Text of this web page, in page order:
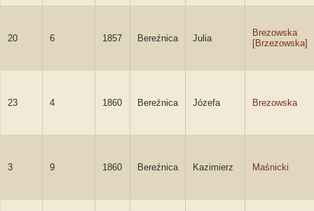
20 6 1857 Bereźnica Julia
Brezowska
[Brzezowska]
23 4 1860 Bereźnica Józefa Brezowska
3 9 1860 Bereźnica Kazimierz Maśnicki